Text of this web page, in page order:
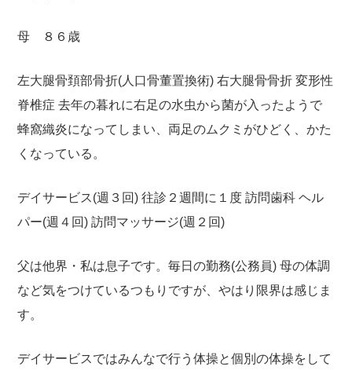
母 ８６歳
左大腿骨頚部骨折(人口骨董置換術) 右大腿骨骨折 変形性
脊椎症 去年の暮れに右足の水虫から菌が入ったようで
蜂窩織炎になってしまい、両足のムクミがひどく、かた
くなっている。
デイサービス(週３回) 往診２週間に１度 訪問歯科 ヘル
パー(週４回) 訪問マッサージ(週２回)
父は他界・私は息子です。毎日の勤務(公務員) 母の体調
など気をつけているつもりですが、やはり限界は感じま
す。
デイサービスではみんなで行う体操と個別の体操をして